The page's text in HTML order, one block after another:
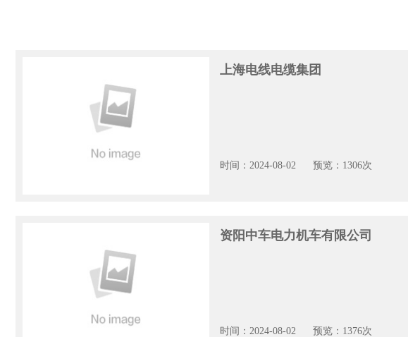
上海电线电缆集团
时间：2024-08-02 预览：1306次
资阳中车电力机车有限公司
时间：2024-08-02 预览：1376次